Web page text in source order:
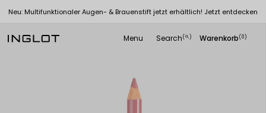
Neu: Multifunktionaler Augen- & Brauenstift jetzt erhältlich! Jetzt entdecken
Menu Search(
search ) Warenkorb(0)